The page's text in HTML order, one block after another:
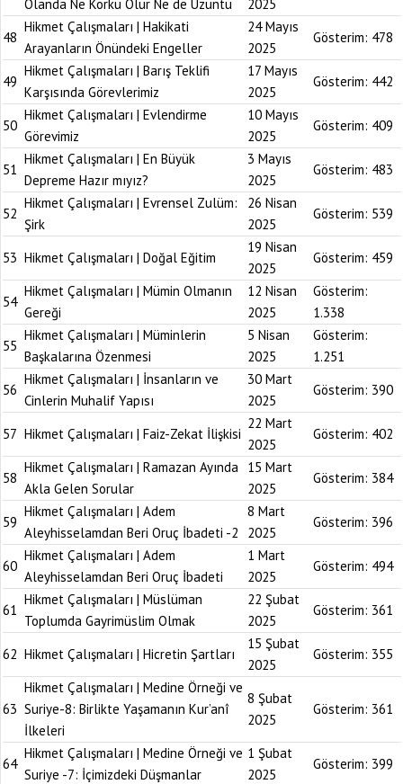
Olanda Ne Korku Olur Ne de Üzüntü 2025
48
Hikmet Çalışmaları | Hakikati
Arayanların Önündeki Engeller
24 Mayıs
2025
Gösterim: 478
49
Hikmet Çalışmaları | Barış Teklifi
Karşısında Görevlerimiz
17 Mayıs
2025
Gösterim: 442
50
Hikmet Çalışmaları | Evlendirme
Görevimiz
10 Mayıs
2025
Gösterim: 409
51
Hikmet Çalışmaları | En Büyük
Depreme Hazır mıyız?
3 Mayıs
2025
Gösterim: 483
52
Hikmet Çalışmaları | Evrensel Zulüm:
Şirk
26 Nisan
2025
Gösterim: 539
53 Hikmet Çalışmaları | Doğal Eğitim
19 Nisan
2025
Gösterim: 459
54
Hikmet Çalışmaları | Mümin Olmanın
Gereği
12 Nisan
2025
Gösterim:
1.338
55
Hikmet Çalışmaları | Müminlerin
Başkalarına Özenmesi
5 Nisan
2025
Gösterim:
1.251
56
Hikmet Çalışmaları | İnsanların ve
Cinlerin Muhalif Yapısı
30 Mart
2025
Gösterim: 390
57 Hikmet Çalışmaları | Faiz-Zekat İlişkisi
22 Mart
2025
Gösterim: 402
58
Hikmet Çalışmaları | Ramazan Ayında
Akla Gelen Sorular
15 Mart
2025
Gösterim: 384
59
Hikmet Çalışmaları | Adem
Aleyhisselamdan Beri Oruç İbadeti -2
8 Mart
2025
Gösterim: 396
60
Hikmet Çalışmaları | Adem
Aleyhisselamdan Beri Oruç İbadeti
1 Mart
2025
Gösterim: 494
61
Hikmet Çalışmaları | Müslüman
Toplumda Gayrimüslim Olmak
22 Şubat
2025
Gösterim: 361
62 Hikmet Çalışmaları | Hicretin Şartları
15 Şubat
2025
Gösterim: 355
63
Hikmet Çalışmaları | Medine Örneği ve
Suriye-8: Birlikte Yaşamanın Kur’anî
İlkeleri
8 Şubat
2025
Gösterim: 361
64
Hikmet Çalışmaları | Medine Örneği ve
Suriye -7: İçimizdeki Düşmanlar
1 Şubat
2025
Gösterim: 399